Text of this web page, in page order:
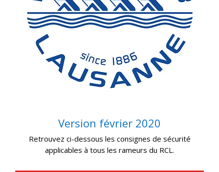
Version février 2020
Retrouvez ci-dessous les consignes de sécurité
applicables à tous les rameurs du RCL.